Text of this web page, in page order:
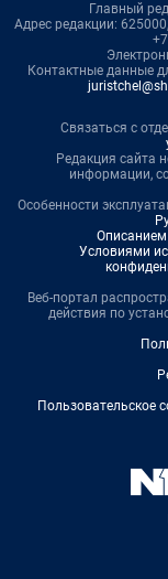
Главный
Адрес редакции:
Контактные данные
Связаться с
Редакция сайта
информации,
Особенности
Условиями
Веб-портал
действия по
Пользовательское